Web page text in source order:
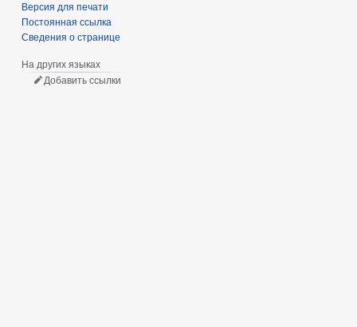
Версия для печати
Постоянная ссылка
Сведения о странице
На других языках
Добавить ссылки